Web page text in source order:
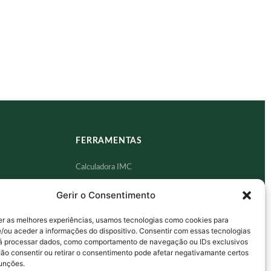
Gerir o Consentimento
as melhores experiências, usamos tecnologias como cookies para
ou aceder a informações do dispositivo. Consentir com essas tecnologias
processar dados, como comportamento de navegação ou IDs exclusivos
consentir ou retirar o consentimento pode afetar negativamante certos
FERRAMENTAS
Calculadora IMC
Quiz — Saúde Emocional
Ver todos os E-books